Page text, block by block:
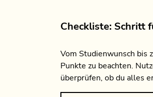
Checkliste: Schritt
Vom Studienwunsch bis
Punkte zu beachten.
überprüfen, ob du alles